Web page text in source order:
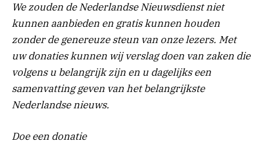
We zouden de Nederlandse Nieuwsdienst niet
kunnen aanbieden en gratis kunnen houden
zonder de genereuze steun van onze lezers. Met
uw donaties kunnen wij verslag doen van zaken die
volgens u belangrijk zijn en u dagelijks een
samenvatting geven van het belangrijkste
Nederlandse nieuws.
Doe een donatie